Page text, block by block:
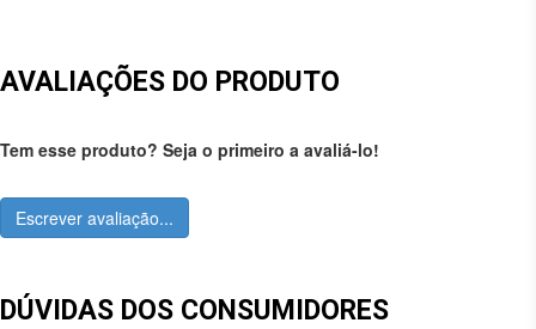
AVALIAÇÕES DO PRODUTO
Tem esse produto? Seja o primeiro a avaliá-lo!
Escrever avaliação...
DÚVIDAS DOS CONSUMIDORES